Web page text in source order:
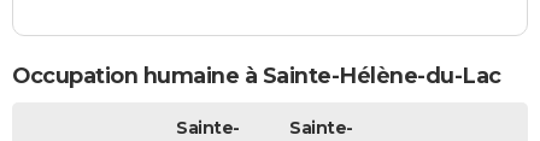
Occupation humaine à Sainte-Hélène-du-Lac
Sainte-
Sainte-